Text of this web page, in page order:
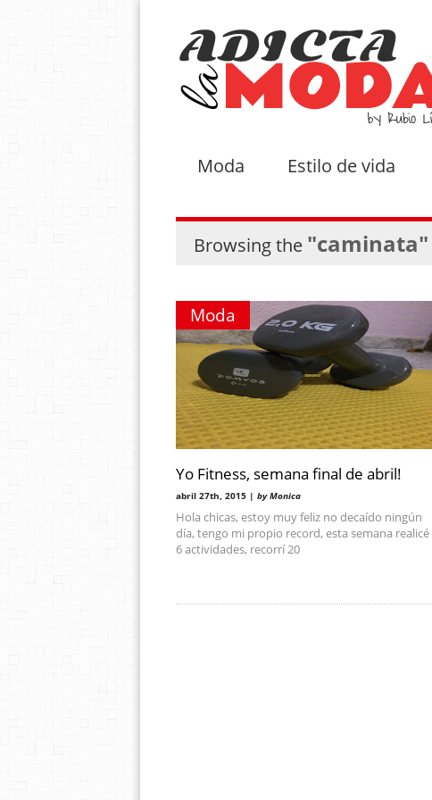
Moda Estilo de vida
Browsing the "caminata"
Moda
Yo Fitness, semana final de abril!
abril 27th, 2015 | by Monica
Hola chicas, estoy muy feliz no decaído ningún
día, tengo mi propio record, esta semana realicé
6 actividades, recorrí 20